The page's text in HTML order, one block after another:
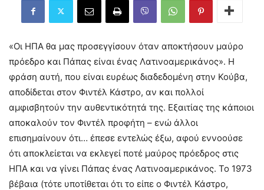
«Οι ΗΠΑ θα μας προσεγγίσουν όταν αποκτήσουν μαύρο
πρόεδρο και Πάπας είναι ένας Λατινοαμερικάνος». Η
φράση αυτή, που είναι ευρέως διαδεδομένη στην Κούβα,
αποδίδεται στον Φιντέλ Κάστρο, αν και πολλοί
αμφισβητούν την αυθεντικότητά της. Εξαιτίας της κάποιοι
αποκαλούν τον Φιντέλ προφήτη – ενώ άλλοι
επισημαίνουν ότι… έπεσε εντελώς έξω, αφού εννοούσε
ότι αποκλείεται να εκλεγεί ποτέ μαύρος πρόεδρος στις
ΗΠΑ και να γίνει Πάπας ένας Λατινοαμερικάνος. Το 1973
βέβαια (τότε υποτίθεται ότι το είπε ο Φιντέλ Κάστρο,